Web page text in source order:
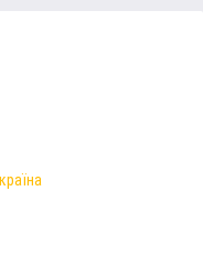
В
МАРКЕТ”